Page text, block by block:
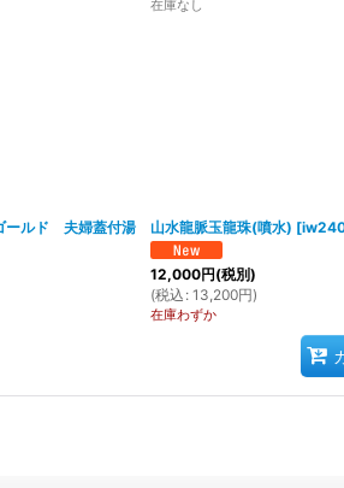
在庫なし
ールド 夫婦蓋付湯
山水龍脈玉龍珠(噴水) [
12,000円(税別)
(税込 : 13,200円)
在庫わずか